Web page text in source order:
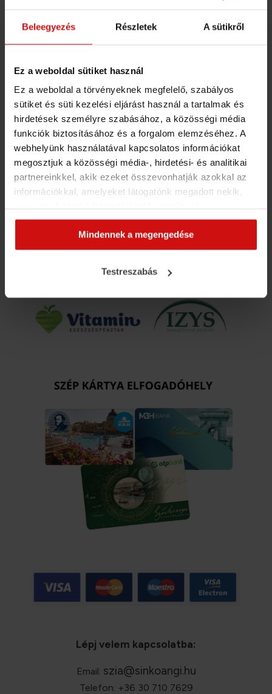
Beleegyezés Részletek A sütikről
Ez a weboldal sütiket használ
Ez a weboldal a törvényeknek megfelelő, szabályos
sütiket és süti kezelési eljárást használ a tartalmak és
hirdetések személyre szabásához, a közösségi média
funkciók biztosításához és a forgalom elemzéséhez. A
webhelyünk használatával kapcsolatos információkat
megosztjuk a közösségi média-, hirdetési- és analitikai
partnereinkkel, akik ezeket összevonhatják azokkal az
információkkal, amelyeket látogatónk megadott nekik,
szolgáltatásokból gyűjtöttek. Elfogadásával segíti a
munkánkat és nagyobb felhasználói élményt
biztosíthatunk mi is látogatóinknak.
Mindennek a megengedése
Testreszabás
Adatkezelési téjékoztató
A bankkártya és átutalás mellett mostantól már
is fizethetsz!
Részletek: aFizetési lehetőségek aloldalon
Lépj velem kapcsolatba:
Email: szia@sinkoangi.hu
Telefon: +36 30 710 7629